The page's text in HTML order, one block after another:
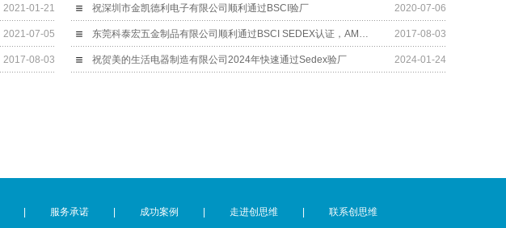
2021-01-21 祝深圳市金凯德利电子有限公司顺利通过BSCI验厂 2020-07-06
2021-07-05 东莞科泰宏五金制品有限公司顺利通过BSCI SEDEX认证​，AMAZON认证辅导​ 2017-08-03
2017-08-03 祝贺美的生活电器制造有限公司2024年快速通过Sedex验厂 2024-01-24
| 服务承诺 | 成功案例 | 走进创思维 | 联系创思维